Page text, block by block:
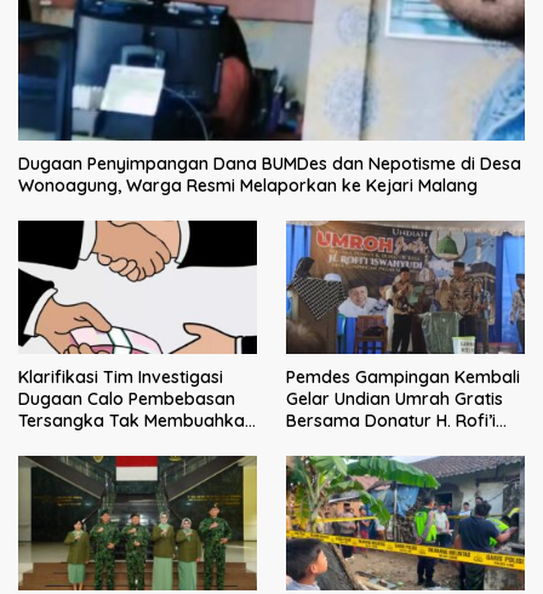
Dugaan Penyimpangan Dana BUMDes dan Nepotisme di Desa
Wonoagung, Warga Resmi Melaporkan ke Kejari Malang
Klarifikasi Tim Investigasi
Dugaan Calo Pembebasan
Tersangka Tak Membuahkan
Pemdes Gampingan Kembali
Gelar Undian Umrah Gratis
Bersama Donatur H. Rofi’i
bagi Pejuang Sosial